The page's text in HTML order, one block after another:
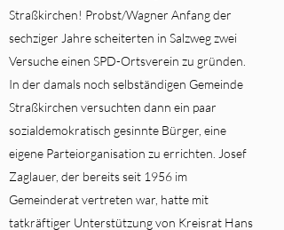
Straßkirchen! Probst/Wagner Anfang der
sechziger Jahre scheiterten in Salzweg zwei
Versuche einen SPD-Ortsverein zu gründen.
In der damals noch selbständigen Gemeinde
Straßkirchen versuchten dann ein paar
sozialdemokratisch gesinnte Bürger, eine
eigene Parteiorganisation zu errichten. Josef
Zaglauer, der bereits seit 1956 im
Gemeinderat vertreten war, hatte mit
tatkräftiger Unterstützung von Kreisrat Hans